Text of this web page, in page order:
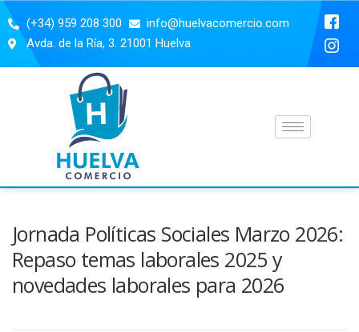
(+34) 959 208 300
info@huelvacomercio.com
Avda. de la Ría, 3. 21001 Huelva
Jornada Políticas Sociales Marzo 2026:
Repaso temas laborales 2025 y
novedades laborales para 2026